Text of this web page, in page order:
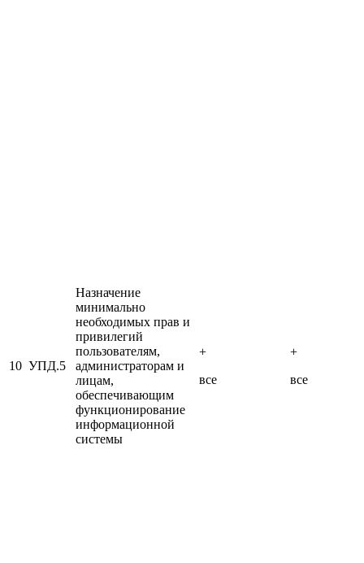
10 УПД.5
Назначение
минимально
необходимых прав и
привилегий
пользователям,
администраторам и
лицам,
обеспечивающим
функционирование
информационной
системы
+
все
+
все